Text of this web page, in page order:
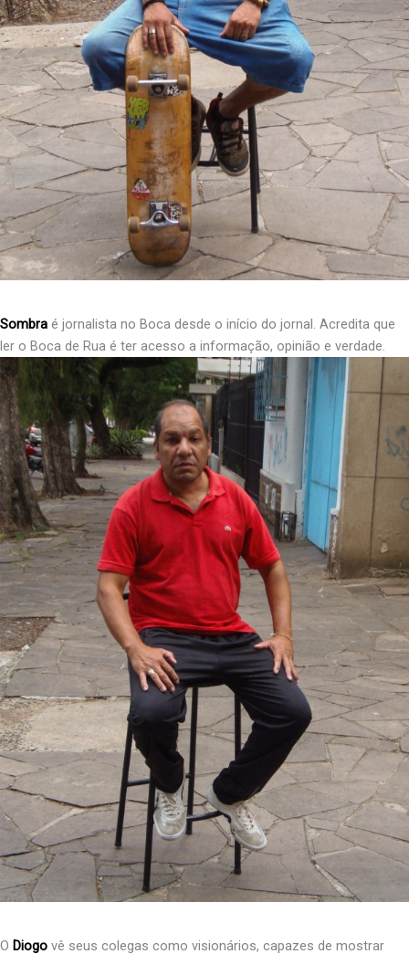
Sombra é jornalista no Boca desde o início do jornal. Acredita que
ler o Boca de Rua é ter acesso a informação, opinião e verdade.
O Diogo vê seus colegas como visionários, capazes de mostrar